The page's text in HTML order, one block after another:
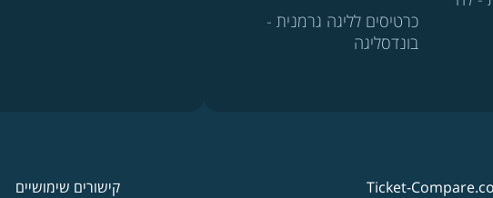
כרטיסים לליגה גרמנית -
בונדסליגה
Ticket- קישורים שימושיים